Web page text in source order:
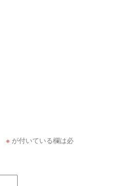
※ が付いている欄は必